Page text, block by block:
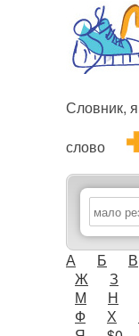
Словник,
слово
А Б В
Ж
З
М
Н
Ф
Х